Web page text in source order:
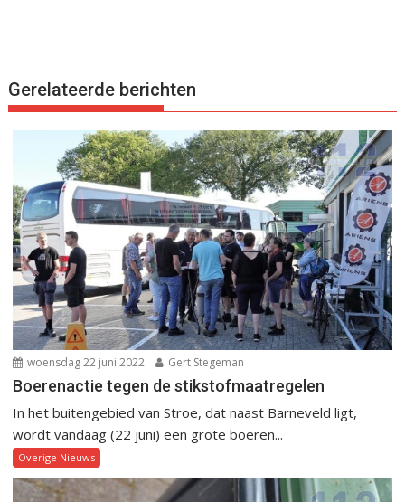
Gerelateerde berichten
woensdag 22 juni 2022 Gert Stegeman
Boerenactie tegen de stikstofmaatregelen
In het buitengebied van Stroe, dat naast Barneveld ligt,
wordt vandaag (22 juni) een grote boeren...
Overige Nieuws